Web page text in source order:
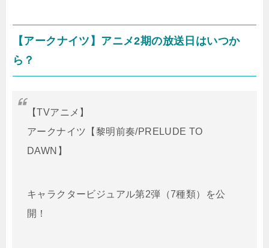
【アークナイツ】アニメ2期の放送日はいつか
ら？
【TVアニメ】
アークナイツ【黎明前奏/PRELUDE TO
DAWN】
キャラクタービジュアル第2弾（7種類）を公
開！